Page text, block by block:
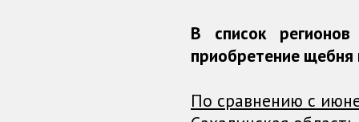
В список
приобретение
По сравнению с